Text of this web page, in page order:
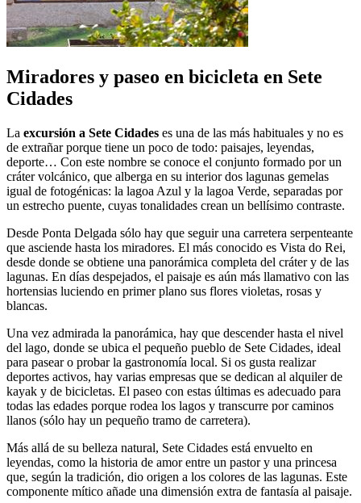
Miradores y paseo en bicicleta en Sete
Cidades
La excursión a Sete Cidades es una de las más habituales y no es
de extrañar porque tiene un poco de todo: paisajes, leyendas,
deporte… Con este nombre se conoce el conjunto formado por un
cráter volcánico, que alberga en su interior dos lagunas gemelas
igual de fotogénicas: la lagoa Azul y la lagoa Verde, separadas por
un estrecho puente, cuyas tonalidades crean un bellísimo contraste.
Desde Ponta Delgada sólo hay que seguir una carretera serpenteante
que asciende hasta los miradores. El más conocido es Vista do Rei,
desde donde se obtiene una panorámica completa del cráter y de las
lagunas. En días despejados, el paisaje es aún más llamativo con las
hortensias luciendo en primer plano sus flores violetas, rosas y
blancas.
Una vez admirada la panorámica, hay que descender hasta el nivel
del lago, donde se ubica el pequeño pueblo de Sete Cidades, ideal
para pasear o probar la gastronomía local. Si os gusta realizar
deportes activos, hay varias empresas que se dedican al alquiler de
kayak y de bicicletas. El paseo con estas últimas es adecuado para
todas las edades porque rodea los lagos y transcurre por caminos
llanos (sólo hay un pequeño tramo de carretera).
Más allá de su belleza natural, Sete Cidades está envuelto en
leyendas, como la historia de amor entre un pastor y una princesa
que, según la tradición, dio origen a los colores de las lagunas. Este
componente mítico añade una dimensión extra de fantasía al paisaje.